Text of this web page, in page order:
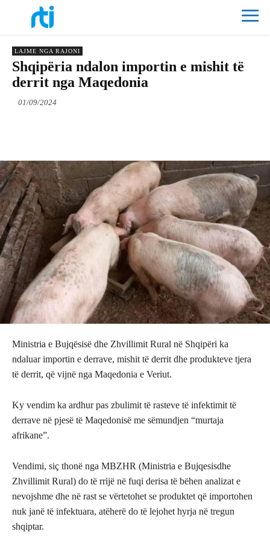
LAJME NGA RAJONI
Shqipëria ndalon importin e mishit të
derrit nga Maqedonia
01/09/2024
Ministria e Bujqësisë dhe Zhvillimit Rural në Shqipëri ka
ndaluar importin e derrave, mishit të derrit dhe produkteve tjera
të derrit, që vijnë nga Maqedonia e Veriut.
Ky vendim ka ardhur pas zbulimit të rasteve të infektimit të
derrave në pjesë të Maqedonisë me sëmundjen “murtaja
afrikane”.
Vendimi, siç thonë nga MBZHR (Ministria e Bujqesisdhe
Zhvillimit Rural) do të rrijë në fuqi derisa të bëhen analizat e
nevojshme dhe në rast se vërtetohet se produktet që importohen
nuk janë të infektuara, atëherë do të lejohet hyrja në tregun
shqiptar.